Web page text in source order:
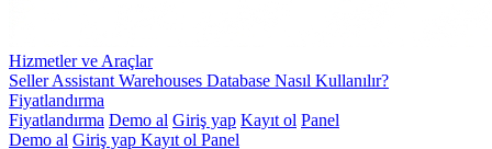
Hizmetler ve Araçlar
Seller Assistant Warehouses Database Nasıl Kullanılır?
Fiyatlandırma
Fiyatlandırma Demo al Giriş yap Kayıt ol Panel
Demo al Giriş yap Kayıt ol Panel